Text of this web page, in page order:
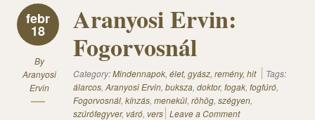
febr
18
By
Aranyosi
Ervin
Aranyosi Ervin:
Fogorvosnál
Category:Mindennapok, élet, gyász, remény, hit
Tags:
álarcos, Aranyosi Ervin, buksza, doktor, fogak, fogfúró,
Fogorvosnál, kínzás, menekül, röhög, szégyen,
szúrófegyver, váró, vers Leave a Comment